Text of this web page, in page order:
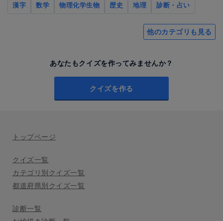
漢字
数学 物理化学生物 歴史 地理 診断・占い
他のカテゴリも見る
あなたもクイズを作ってみませんか？
クイズを作る
トップページ
クイズ一覧
カテゴリ別クイズ一覧
都道府県別クイズ一覧
診断一覧